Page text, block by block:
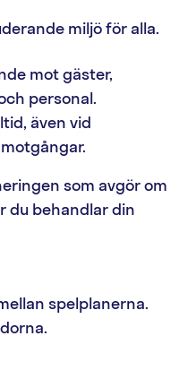
miljö för alla.
mot gäster,
personal.
även vid
som avgör om
du behandlar din
spelplanerna.